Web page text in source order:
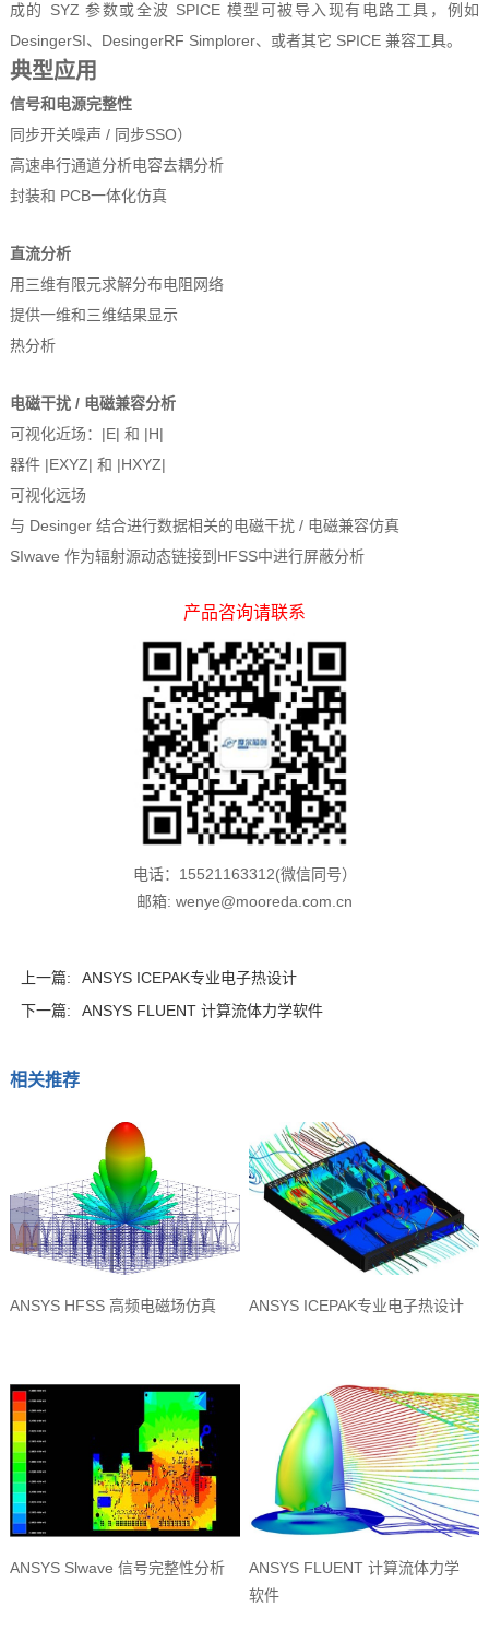
成的 SYZ 参数或全波 SPICE 模型可被导入现有电路工具，例如
DesingerSI、DesingerRF Simplorer、或者其它 SPICE 兼容工具。
典型应用
信号和电源完整性
同步开关噪声 / 同步SSO）
高速串行通道分析电容去耦分析
封装和 PCB一体化仿真
直流分析
用三维有限元求解分布电阻网络
提供一维和三维结果显示
热分析
电磁干扰 / 电磁兼容分析
可视化近场：|E| 和 |H|
器件 |EXYZ| 和 |HXYZ|
可视化远场
与 Desinger 结合进行数据相关的电磁干扰 / 电磁兼容仿真
SIwave 作为辐射源动态链接到HFSS中进行屏蔽分析
产品咨询请联系
电话：15521163312(微信同号）
邮箱: wenye@mooreda.com.cn
上一篇:
ANSYS ICEPAK专业电子热设计
下一篇:
ANSYS FLUENT 计算流体力学软件
相关推荐
ANSYS HFSS 高频电磁场仿真 ANSYS ICEPAK专业电子热设计
ANSYS Slwave 信号完整性分析
ANSYS FLUENT 计算流体力学
软件